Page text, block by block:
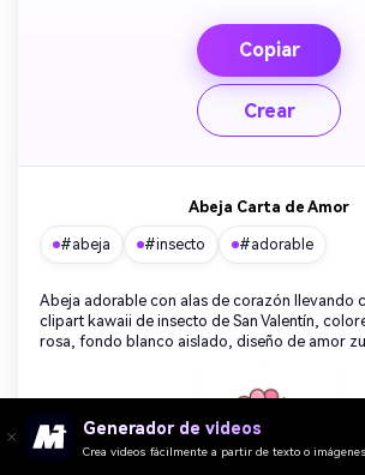
Copiar
Crear
Abeja Carta de Amor
#abeja #insecto #adorable
Abeja adorable con alas de corazón llevando
clipart kawaii de insecto de San Valentín,
rosa, fondo blanco aislado, diseño de amor
Generador de videos
Crea videos fácilmente a partir de texto o imágenes